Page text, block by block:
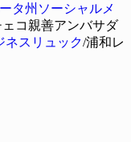
タ州ソーシャルメ
ェコ親善アンバサダ
ネスリュック/浦和レ